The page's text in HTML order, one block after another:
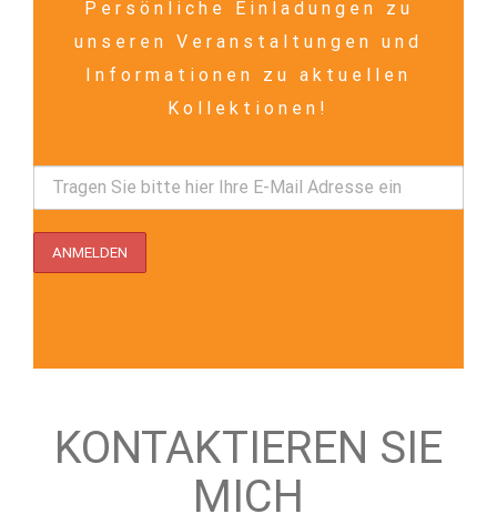
Persönliche Einladungen zu
unseren Veranstaltungen und
Informationen zu aktuellen
Kollektionen!
KONTAKTIEREN SIE
MICH